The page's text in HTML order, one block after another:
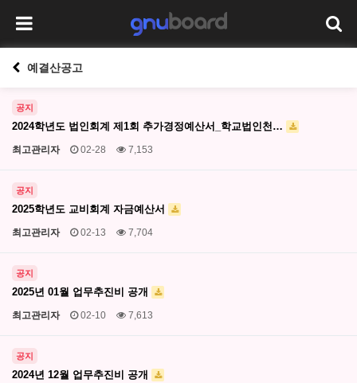
예결산공고
공지
2024학년도 법인회계 제1회 추가경정예산서_학교법인천…
최고관리자 02-28 7,153
공지
2025학년도 교비회계 자금예산서
최고관리자 02-13 7,704
공지
2025년 01월 업무추진비 공개
최고관리자 02-10 7,613
공지
2024년 12월 업무추진비 공개